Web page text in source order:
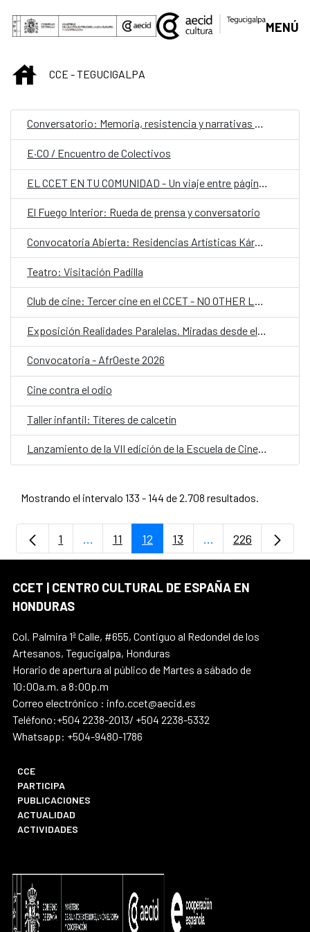
Saltar al contenido principal
MENÚ
INICIOCCE - TEGUCIGALPA
Conversatorio: Memoria, resistencia y narrativas contra el odio
E·CO / Encuentro de Colectivos
El Fuego Interior: Rueda de prensa y conversatorio
Convocatoria Abierta: Residencias Artísticas Kárstica 2026 (España)
Teatro: Visitación Padilla
Club de cine: Tercer cine en el CCET - NO OTHER LAND
Exposición Realidades Paralelas. Miradas desde el ocultamiento
Convocatoria - AfrOeste 2026
Cine contra el odio
Taller infantil: Títeres de calcetín
Lanzamiento de la VII edición de la Escuela de Cine Una Mirada Propia (UMP) 2026
Mostrando el intervalo 133 - 144 de 2.708 resultados.
Página
1 ...Páginas intermedias Use TAB para
Página
11 Página
12 Página
13 ...PáginasPágina
226
CCET | CENTRO CULTURAL DE ESPAÑA EN
HONDURAS
Col. Palmira 1ª Calle, #655, Contiguo al Redondel de los
Artesanos, Tegucigalpa, Honduras
Horario de apertura al público de Martes a sábado de
10:00a.m. a 8:00p.m
Correo electrónico : info.ccet@aecid.es
Teléfono:+504 2238-2013/ +504 2238-5332
Whatsapp: +504-9480-1786
CCE
PARTICIPA
PUBLICACIONES
ACTUALIDAD
ACTIVIDADES